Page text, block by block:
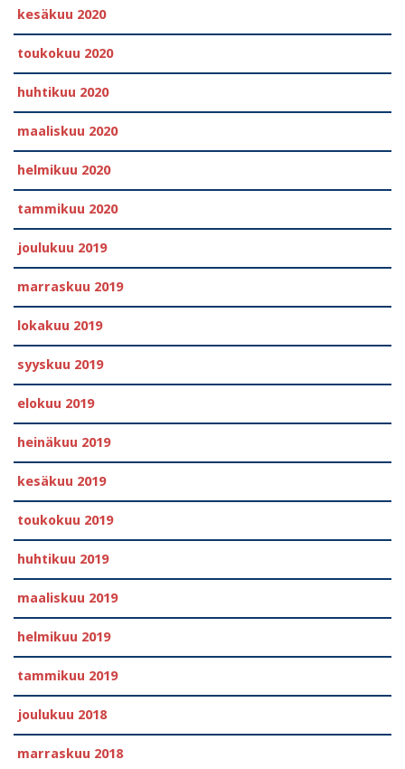
kesäkuu 2020
toukokuu 2020
huhtikuu 2020
maaliskuu 2020
helmikuu 2020
tammikuu 2020
joulukuu 2019
marraskuu 2019
lokakuu 2019
syyskuu 2019
elokuu 2019
heinäkuu 2019
kesäkuu 2019
toukokuu 2019
huhtikuu 2019
maaliskuu 2019
helmikuu 2019
tammikuu 2019
joulukuu 2018
marraskuu 2018